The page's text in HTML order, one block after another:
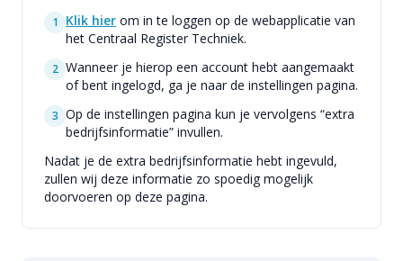
1 Klik hier om in te loggen op de webapplicatie van
het Centraal Register Techniek.
2 Wanneer je hierop een account hebt aangemaakt
of bent ingelogd, ga je naar de instellingen pagina.
3 Op de instellingen pagina kun je vervolgens “extra
bedrijfsinformatie” invullen.
Nadat je de extra bedrijfsinformatie hebt ingevuld,
zullen wij deze informatie zo spoedig mogelijk
doorvoeren op deze pagina.